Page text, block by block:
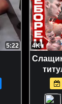
5:22 4K